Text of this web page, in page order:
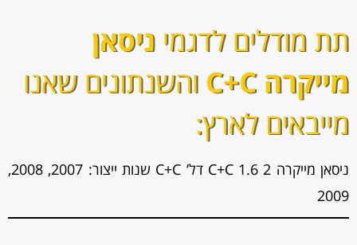
תת מודלים לדגמי ניסאן
מייקרה C+C
והשנתונים שאנו
מייבאים לארץ:
ניסאן מייקרה C+C 1.6 2 דל’ C+C שנות ייצור: 2007, 2008,
2009